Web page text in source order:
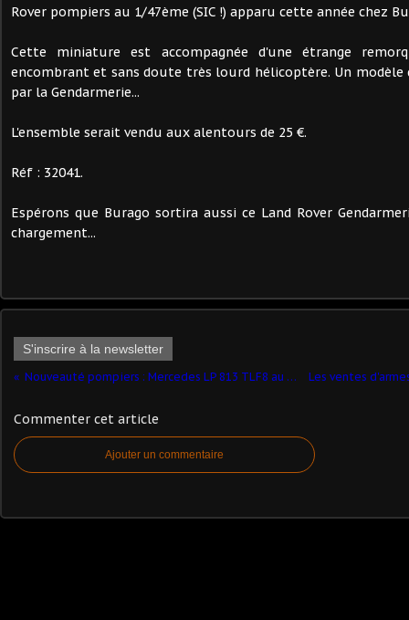
Rover pompiers au 1/47ème (SIC !) apparu cette année chez
Cette miniature est accompagnée d'une étrange
encombrant et sans doute très lourd hélicoptère. Un
par la Gendarmerie...
L'ensemble serait vendu aux alentours de 25 €.
Réf : 32041.
Espérons que Burago sortira aussi ce Land Rover
chargement...
S'inscrire à la newsletter
Nouveauté pompiers : Mercedes LP 813 TLF8 au 1/43ème (Schuco)
Commenter cet article
Ajouter un commentaire